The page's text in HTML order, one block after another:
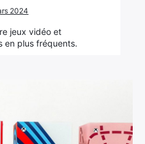
2024
jeux vidéo et
en plus fréquents.